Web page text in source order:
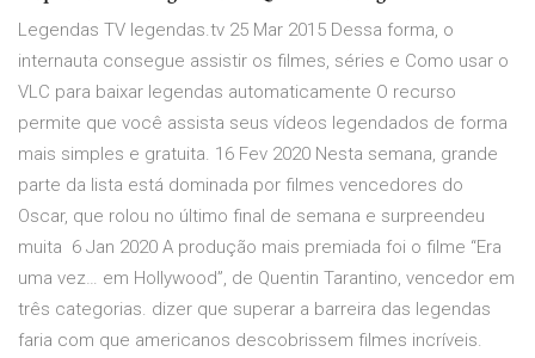
Legendas TV legendas.tv 25 Mar 2015 Dessa forma, o
internauta consegue assistir os filmes, séries e Como usar o
VLC para baixar legendas automaticamente O recurso
permite que você assista seus vídeos legendados de forma
mais simples e gratuita. 16 Fev 2020 Nesta semana, grande
parte da lista está dominada por filmes vencedores do
Oscar, que rolou no último final de semana e surpreendeu
muita 6 Jan 2020 A produção mais premiada foi o filme “Era
uma vez… em Hollywood”, de Quentin Tarantino, vencedor em
três categorias. dizer que superar a barreira das legendas
faria com que americanos descobrissem filmes incríveis.